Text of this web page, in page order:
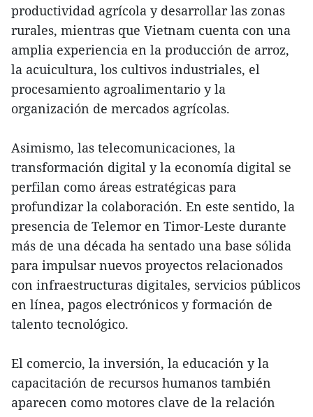
productividad agrícola y desarrollar las zonas
rurales, mientras que Vietnam cuenta con una
amplia experiencia en la producción de arroz,
la acuicultura, los cultivos industriales, el
procesamiento agroalimentario y la
organización de mercados agrícolas.
Asimismo, las telecomunicaciones, la
transformación digital y la economía digital se
perfilan como áreas estratégicas para
profundizar la colaboración. En este sentido, la
presencia de Telemor en Timor-Leste durante
más de una década ha sentado una base sólida
para impulsar nuevos proyectos relacionados
con infraestructuras digitales, servicios públicos
en línea, pagos electrónicos y formación de
talento tecnológico.
El comercio, la inversión, la educación y la
capacitación de recursos humanos también
aparecen como motores clave de la relación